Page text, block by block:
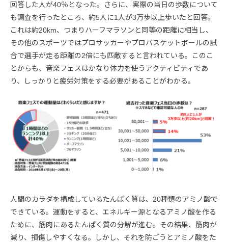
回答した人が40％となった。さらに、実際の当日の歩数について
も調査を行ったところ、約5人に1人が3万歩以上歩いたと回答。
これは約20km、つまりハーフマラソンと同等の距離に相当し、
その他のスポーツではプロサッカーやプロバスケットボールの試
合で選手が走る距離の2倍にも匹敵すると言われている。このこ
とからも、音楽フェスはかなり体力を使うアクティビティであ
り、しっかりと疲労対策をする必要があることがわかる。
人間のカラダを構成しているたんぱく質は、20種類のアミノ酸で
できている。運動をすると、エネルギー源となるアミノ酸を作る
ために、筋肉にあるたんぱく質の分解が進む。その結果、筋肉が
減り、損傷しやすくなる。しかし、それを防ごうとアミノ酸をた